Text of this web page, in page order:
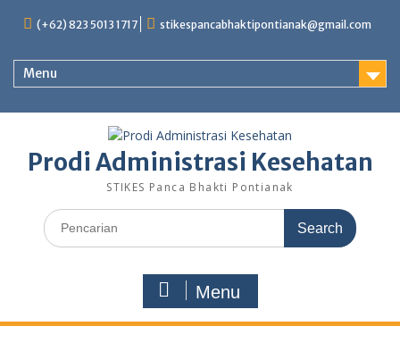
(+62) 823 5013 1717 stikespancabhaktipontianak@gmail.com
Menu
Prodi Administrasi Kesehatan
STIKES Panca Bhakti Pontianak
Search
for:
Menu